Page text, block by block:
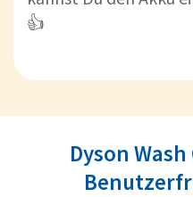
👍
Dyson